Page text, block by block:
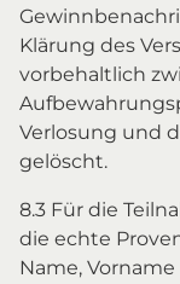
Klärung des
vorbehaltlich
Verlosung und
gelöscht.
8.3 Für die
die echte
Name,